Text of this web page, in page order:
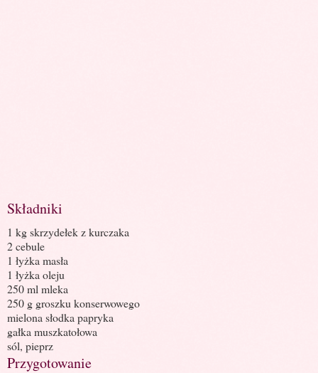
Składniki
1 kg skrzydełek z kurczaka
2 cebule
1 łyżka masła
1 łyżka oleju
250 ml mleka
250 g groszku konserwowego
mielona słodka papryka
gałka muszkatołowa
sól, pieprz
Przygotowanie